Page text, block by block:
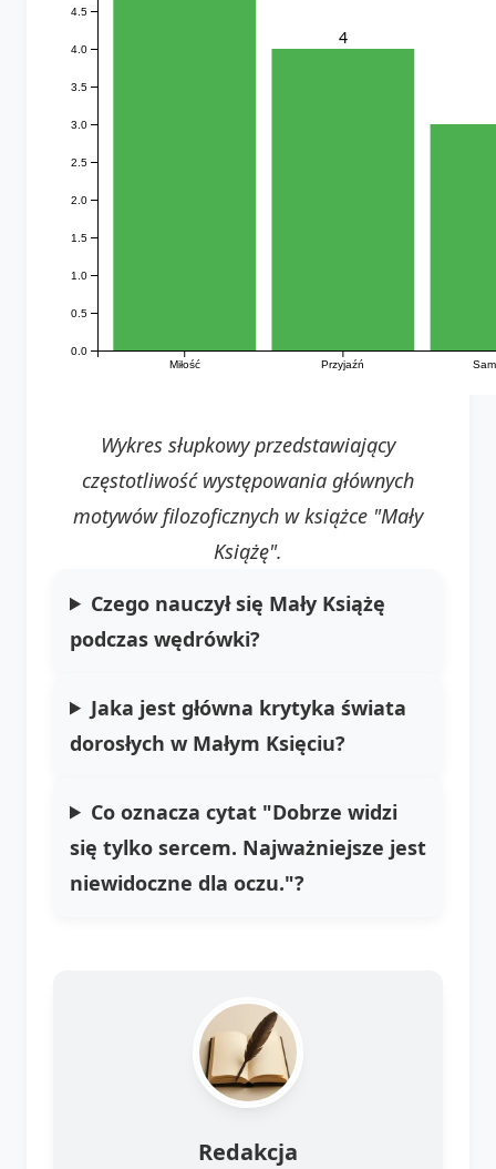
Miłość Przyjaźń
0.0
0.5
1.0
1.5
2.0
2.5
3.0
3.5
4.0
4.5
4
Wykres słupkowy przedstawiający
częstotliwość występowania głównych
motywów filozoficznych w książce "Mały
Książę".
Czego nauczył się Mały Książę
podczas wędrówki?
Jaka jest główna krytyka świata
dorosłych w Małym Księciu?
Co oznacza cytat "Dobrze widzi
się tylko sercem. Najważniejsze jest
niewidoczne dla oczu."?
Redakcja